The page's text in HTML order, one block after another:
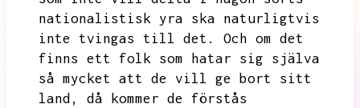
nationalistisk yra ska naturligtvis
inte tvingas till det.
Och om det
finns ett folk som hatar sig själva
så mycket att de vill ge bort sitt
land,
då kommer de förstås